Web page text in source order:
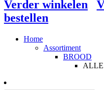
Verder winkelen
bestellen
Home
Assortiment
BROOD
ALLE